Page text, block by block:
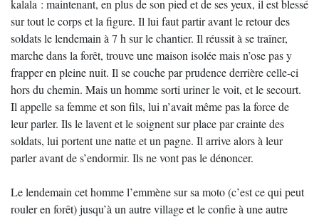
kalala : maintenant, en plus de son pied et de ses yeux, il est blessé
sur tout le corps et la figure. Il lui faut partir avant le retour des
soldats le lendemain à 7 h sur le chantier. Il réussit à se traîner,
marche dans la forêt, trouve une maison isolée mais n’ose pas y
frapper en pleine nuit. Il se couche par prudence derrière celle-ci
hors du chemin. Mais un homme sorti uriner le voit, et le secourt.
Il appelle sa femme et son fils, lui n’avait même pas la force de
leur parler. Ils le lavent et le soignent sur place par crainte des
soldats, lui portent une natte et un pagne. Il arrive alors à leur
parler avant de s’endormir. Ils ne vont pas le dénoncer.
Le lendemain cet homme l’emmène sur sa moto (c’est ce qui peut
rouler en forêt) jusqu’à un autre village et le confie à une autre